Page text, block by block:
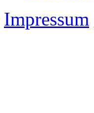
Impressum